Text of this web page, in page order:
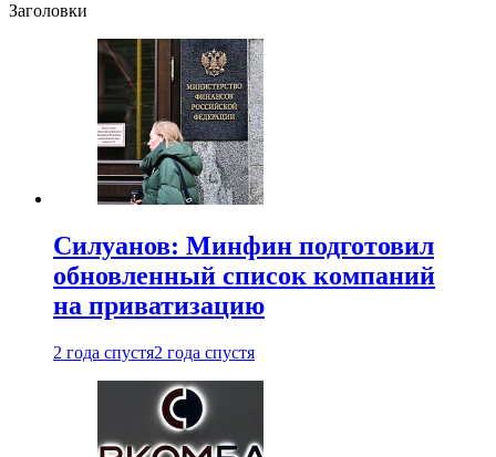
Заголовки
Силуанов: Минфин подготовил
обновленный список компаний
на приватизацию
2 года спустя2 года спустя